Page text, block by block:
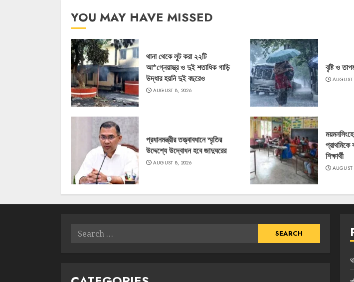
YOU MAY HAVE MISSED
থানা থেকে লুট করা ২২টি
আ*গ্নেয়াস্ত্র ও দুই শতাধিক গাড়ি
উদ্ধার হয়নি দুই বছরেও
AUGUST 8, 2026
বৃষ্টি ও
প্রধানমন্ত্রীর তত্ত্বাবধানে স্মৃতির
উদ্দেশ্যে উদ্বোধন হবে জাদুঘরের
AUGUST 8, 2026
প্রাথমিকে
শিক্ষার্থী
Search